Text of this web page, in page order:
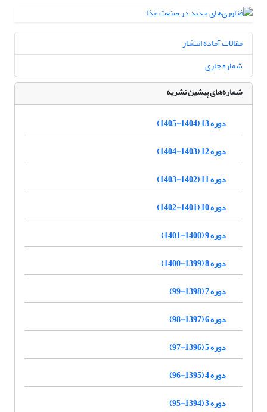
مقالات آماده انتشار
شماره جاری
شماره‌های پیشین نشریه
دوره 13 (1404-1405)
دوره 12 (1403-1404)
دوره 11 (1402-1403)
دوره 10 (1401-1402)
دوره 9 (1400-1401)
دوره 8 (1399-1400)
دوره 7 (1398-99)
دوره 6 (1397-98)
دوره 5 (1396-97)
دوره 4 (1395-96)
دوره 3 (1394-95)